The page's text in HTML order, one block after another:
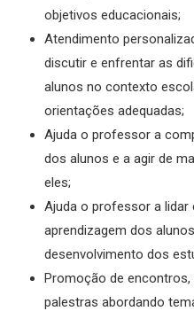
objetivos educacionais;
Atendimento
discutir e enfrentar as
alunos no contexto
orientações adequadas;
Ajuda o professor a
dos alunos e a agir de
eles;
Ajuda o professor a lidar
aprendizagem dos
desenvolvimento dos
Promoção de
palestras abordando